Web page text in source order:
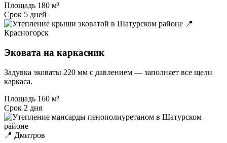
Площадь 180 м²
Срок 5 дней
📍
Красногорск
Эковата на каркасник
Задувка эковаты 220 мм с давлением — заполняет все щели
каркаса.
Площадь 160 м²
Срок 2 дня
📍 Дмитров